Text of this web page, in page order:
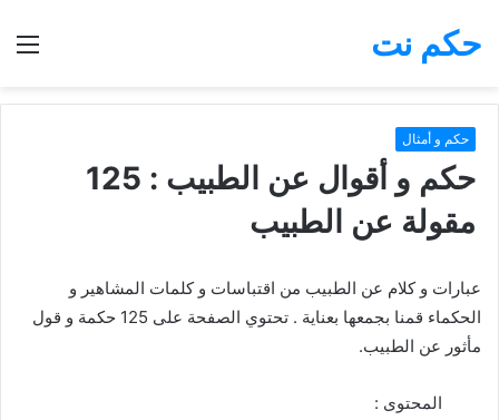
بحث
حكم نت
حكم و أمثال
حكم و أقوال عن الطبيب : 125
مقولة عن الطبيب
عبارات و كلام عن الطبيب من اقتباسات و كلمات المشاهير و
الحكماء قمنا بجمعها بعناية . تحتوي الصفحة على 125 حكمة و قول
مأثور عن الطبيب.
المحتوى :